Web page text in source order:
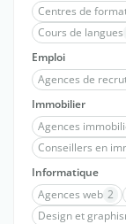
Centres de
Cours de langues
Emploi
Agences de
Immobilier
Agences
Conseillers en
Informatique
Agences web 2
Design et